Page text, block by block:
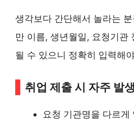
생각보다 간단해서 놀라는
만 이름, 생년월일, 요청기관
될 수 있으니 정확히 입력해
취업 제출 시 자주 발
요청 기관명을 다르게